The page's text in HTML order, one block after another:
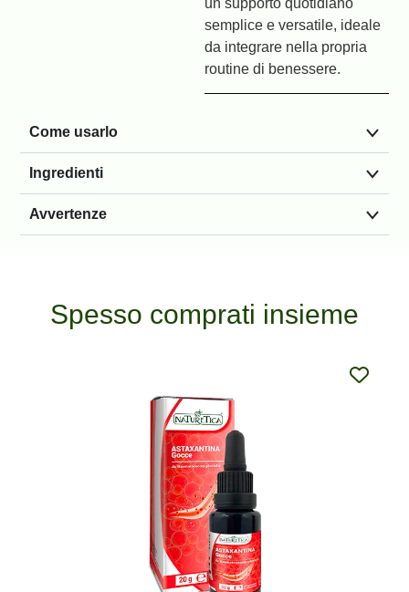
semplice e versatile, ideale
da integrare nella propria
routine di benessere.
Come usarlo
Ingredienti
Avvertenze
Spesso comprati insieme